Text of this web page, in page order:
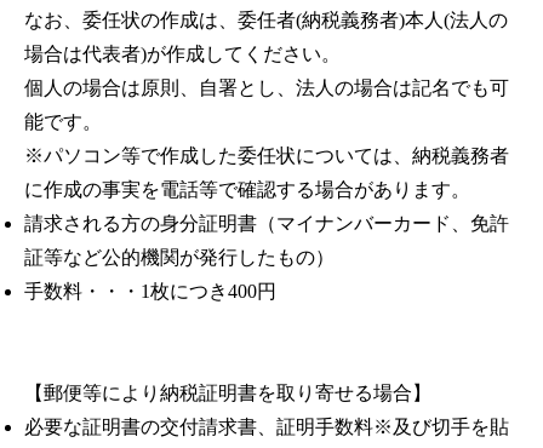
なお、委任状の作成は、委任者(納税義務者)本人(法人の
場合は代表者)が作成してください。
個人の場合は原則、自署とし、法人の場合は記名でも可
能です。
※パソコン等で作成した委任状については、納税義務者
に作成の事実を電話等で確認する場合があります。
請求される方の身分証明書（マイナンバーカード、免許
証等など公的機関が発行したもの）
手数料・・・1枚につき400円
【郵便等により納税証明書を取り寄せる場合】
必要な証明書の交付請求書、証明手数料※及び切手を貼